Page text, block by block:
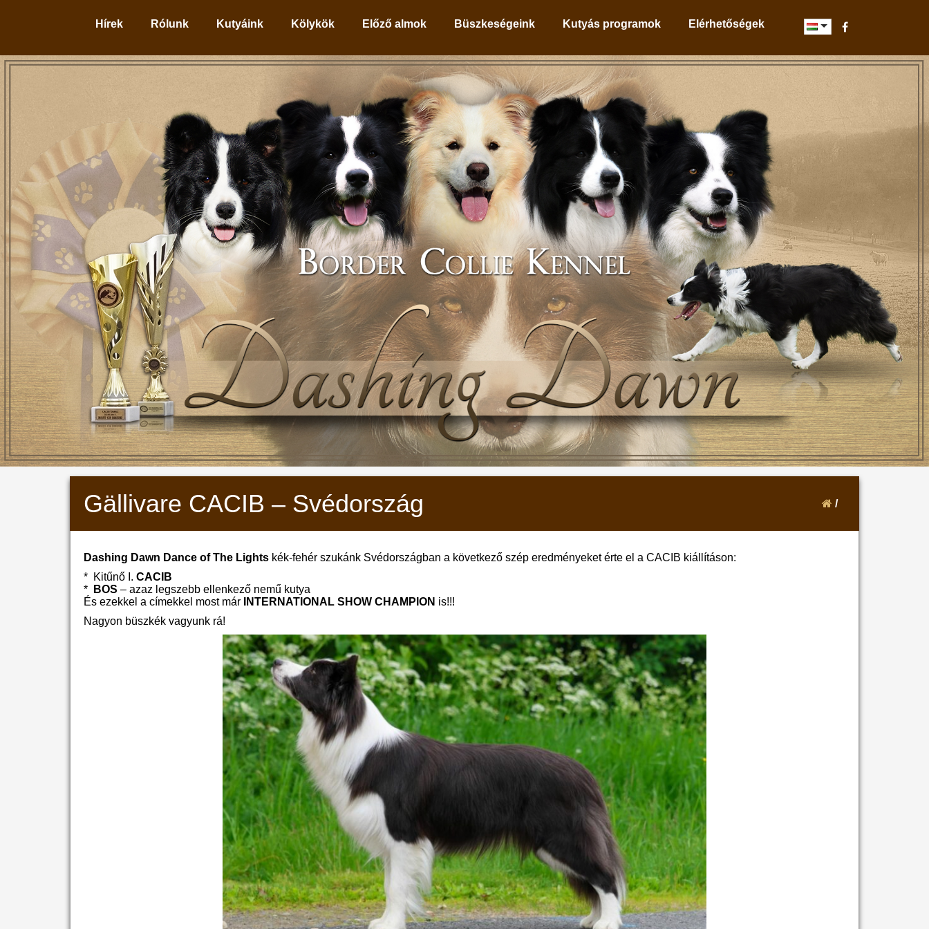
Hírek Rólunk Kutyáink Kölykök Előző almok Büszkeségeink Kutyás programok Elérhetőségek
Gällivare CACIB – Svédország /
Dashing Dawn Dance of The Lights kék-fehér szukánk Svédországban a következő szép eredményeket érte el a CACIB kiállításon:
* Kitűnő I. CACIB
*
BOS – azaz legszebb ellenkező nemű kutya
És ezekkel a címekkel most már
INTERNATIONAL SHOW CHAMPION is!!!
Nagyon büszkék vagyunk rá!